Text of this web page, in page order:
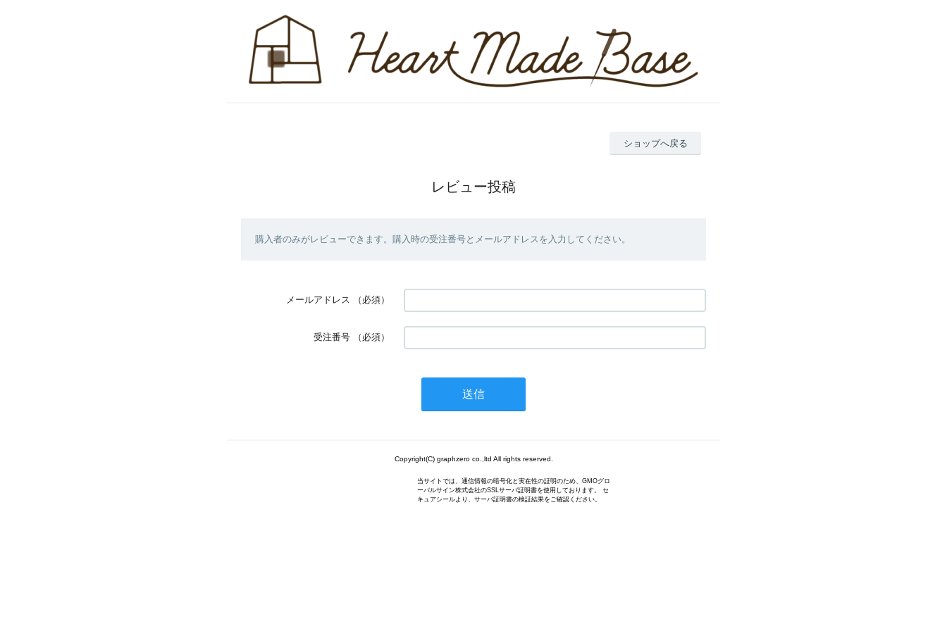
ショップへ戻る
レビュー投稿
購入者のみがレビューできます。購入時の受注番号とメールアドレスを入力してください。
メールアドレス （必須）
受注番号 （必須）
Copyright(C) graphzero co.,ltd All rights reserved.
当サイトでは、通信情報の暗号化と実在性の証明のため、GMOグロ
ーバルサイン株式会社のSSLサーバ証明書を使用しております。 セ
キュアシールより、サーバ証明書の検証結果をご確認ください。